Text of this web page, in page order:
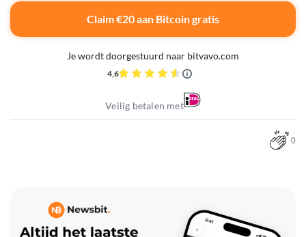
Claim €20 aan Bitcoin gratis
Je wordt doorgestuurd naar bitvavo.com
4,6
Veilig betalen met
0